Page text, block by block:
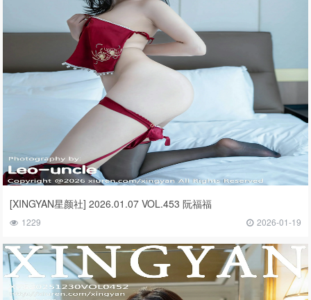
[XINGYAN星颜社] 2026.01.07 VOL.453 阮福福
1229 2026-01-19